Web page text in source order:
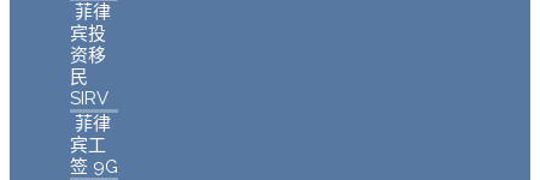
菲律
宾投
资移
民
SIRV
菲律
宾工
签 9G